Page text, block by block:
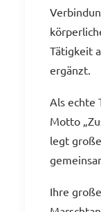
Tätigkeit
ergänzt.
Als echte
Motto
legt
Ihre